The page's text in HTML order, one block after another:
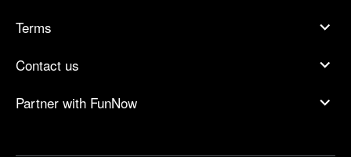
Terms
Contact us
Partner with FunNow